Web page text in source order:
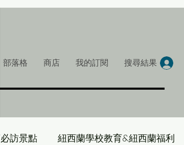
部落格 商店 我的訂閱 搜尋結果
訪景點 紐西蘭學校教育&紐西蘭福利